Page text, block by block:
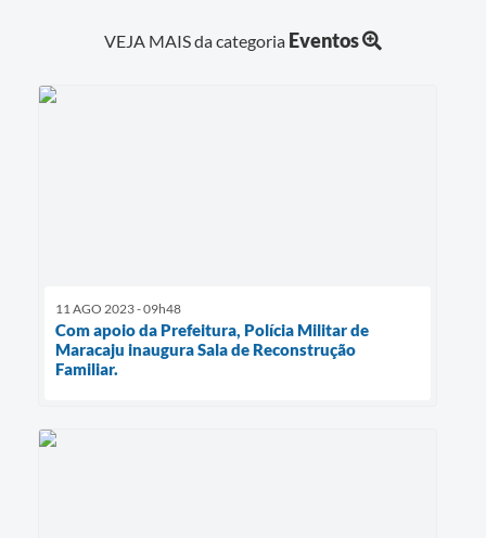
VEJA MAIS da categoria Eventos
11 AGO 2023 - 09h48
Com apoio da Prefeitura, Polícia Militar de
Maracaju inaugura Sala de Reconstrução
Familiar.